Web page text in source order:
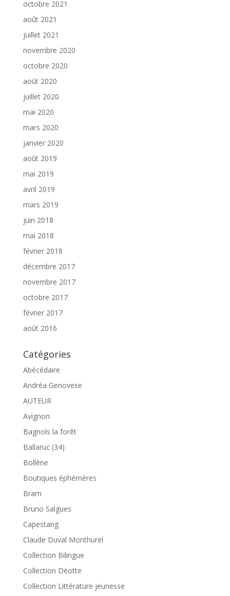
octobre 2021
août 2021
juillet 2021
novembre 2020
octobre 2020
août 2020
juillet 2020
mai 2020
mars 2020
janvier 2020
août 2019
mai 2019
avril 2019
mars 2019
juin 2018
mai 2018
février 2018
décembre 2017
novembre 2017
octobre 2017
février 2017
août 2016
Catégories
Abécédaire
Andréa Genovese
AUTEUR
Avignon
Bagnols la forêt
Ballaruc (34)
Bollène
Boutiques éphémères
Bram
Bruno Salgues
Capestang
Claude Duval Monthurel
Collection Bilingue
Collection Déotte
Collection Littérature jeunesse